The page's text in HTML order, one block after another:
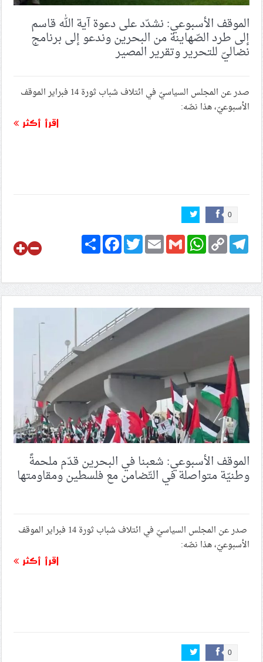
الموقف الأسبوعي: نشدّد على دعوة آية الله قاسم
إلى طرد الصّهاينة من البحرين وندعو إلى برنامج
نضاليّ للتحرير وتقرير المصير
صدر عن المجلس السياسيّ في ائتلاف شباب ثورة 14 فبراير الموقف
الأسبوعيّ، هذا نصّه:
اقرأ أكثر
0
ShareFacebookTwitterEmailGmail
WhatsApp Copy
Link
Telegram
الموقف الأسبوعي: شعبنا في البحرين قدّم ملحمةً
وطنيّة متواصلة في التّضامن مع فلسطين ومقاومتها
صدر عن المجلس السياسيّ في ائتلاف شباب ثورة 14 فبراير الموقف
الأسبوعيّ، هذا نصّه:
اقرأ أكثر
0